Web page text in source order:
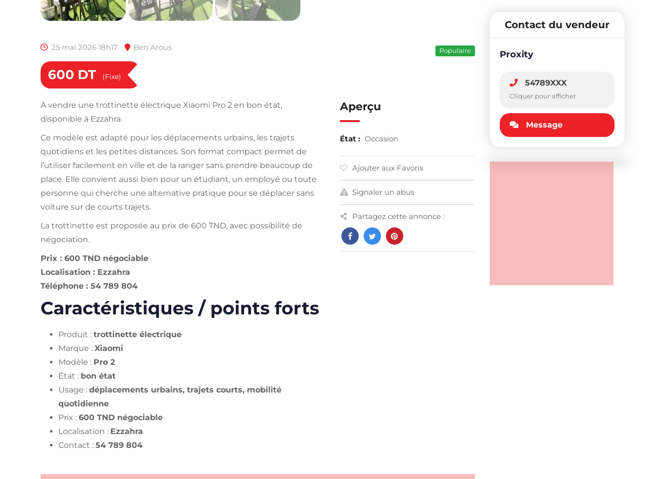
25 mai 2026 18h17 Ben Arous Populaire
600 DT (Fixe)
À vendre une trottinette électrique Xiaomi Pro 2 en bon état,
disponible à Ezzahra.
Ce modèle est adapté pour les déplacements urbains, les trajets
quotidiens et les petites distances. Son format compact permet de
l’utiliser facilement en ville et de la ranger sans prendre beaucoup de
place. Elle convient aussi bien pour un étudiant, un employé ou toute
personne qui cherche une alternative pratique pour se déplacer sans
voiture sur de courts trajets.
La trottinette est proposée au prix de 600 TND, avec possibilité de
négociation.
Prix : 600 TND négociable
Localisation : Ezzahra
Téléphone : 54 789 804
Caractéristiques / points forts
Produit : trottinette électrique
Marque : Xiaomi
Modèle : Pro 2
État : bon état
Usage : déplacements urbains, trajets courts, mobilité
quotidienne
Prix : 600 TND négociable
Localisation : Ezzahra
Contact : 54 789 804
Aperçu
État : Occasion
Ajouter aux Favoris
Signaler un abus
Partagez cette annonce :
Contact du vendeur
Proxity
54789XXX
Cliquer pour afficher
Message